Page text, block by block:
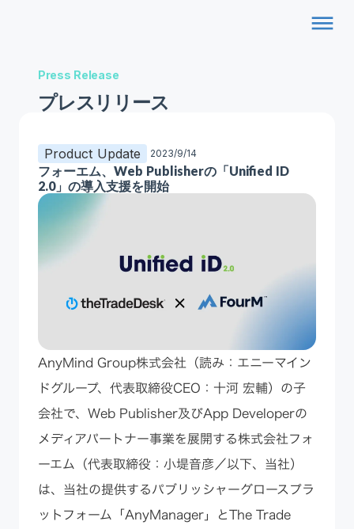
dehaze
Press Release
プレスリリース
Product Update 2023/9/14
フォーエム、Web Publisherの「Unified ID
2.0」の導入支援を開始
AnyMind Group株式会社（読み：エニーマイン
ドグループ、代表取締役CEO：十河 宏輔）の子
会社で、Web Publisher及びApp Developerの
メディアパートナー事業を展開する株式会社フォ
ーエム（代表取締役：小堤音彦／以下、当社）
は、当社の提供するパブリッシャーグロースプラ
ットフォーム「AnyManager」とThe Trade